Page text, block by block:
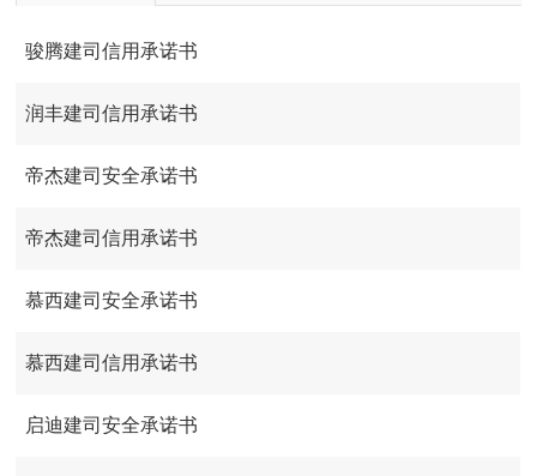
骏腾建司信用承诺书
润丰建司信用承诺书
帝杰建司安全承诺书
帝杰建司信用承诺书
慕西建司安全承诺书
慕西建司信用承诺书
启迪建司安全承诺书